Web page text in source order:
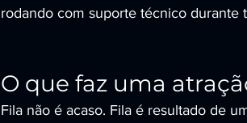
rodando com suporte técnico durante
O que faz uma
Fila não é acaso. Fila é resultado de